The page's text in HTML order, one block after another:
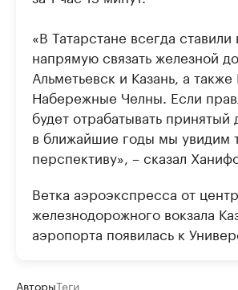
«В Татарстане всегда
напрямую связать железной
Альметьевск и Казань, а также
Набережные Челны. Если
будет отрабатывать принятый
в ближайшие годы мы увидим
перспективу», – сказал
Ветка аэроэкспресса от
железнодорожного вокзала
аэропорта появилась к
АвторыТеги